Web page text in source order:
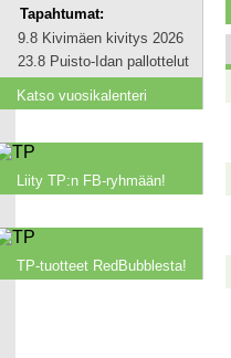
Tapahtumat:
9.8 Kivimäen kivitys 2026
23.8 Puisto-Idan pallottelut
Katso vuosikalenteri
Liity TP:n FB-ryhmään!
TP-tuotteet RedBubblesta!